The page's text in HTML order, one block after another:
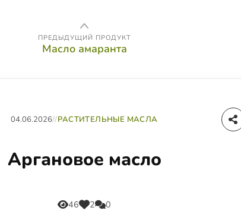
ПРЕДЫДУЩИЙ ПРОДУКТ
Масло амаранта
04.06.2026//РАСТИТЕЛЬНЫЕ МАСЛА
Аргановое масло
46 2 0